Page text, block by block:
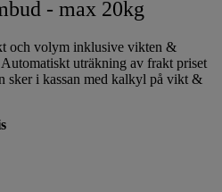
- max 20kg
och volym inklusive vikten &
uträkning av frakt priset
sker i kassan med kalkyl på vikt &